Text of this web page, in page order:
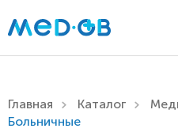
Главная Каталог
Больничные